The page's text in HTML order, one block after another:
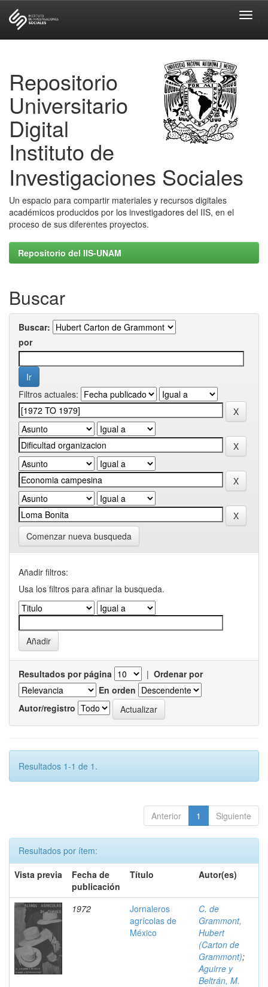
Repositorio
Universitario
Digital
Instituto de
Investigaciones Sociales
Un espacio para compartir materiales y recursos digitales
académicos producidos por los investigadores del IIS, en el
proceso de sus diferentes proyectos.
Repositorio del IIS-UNAM
Buscar
Buscar:
por
Filtros actuales:
Comenzar nueva busqueda
Añadir filtros:
Usa los filtros para afinar la busqueda.
Resultados por página | Ordenar por
En orden
Autor/registro
Resultados 1-1 de 1.
Anterior 1 Siguiente
Resultados por ítem:
Vista previa
Fecha de
publicación
Título Autor(es)
1972
Jornaleros
agrícolas de
México
C. de
Grammont,
Hubert
(Carton de
Grammont);
Aguirre y
Beltrán, M.